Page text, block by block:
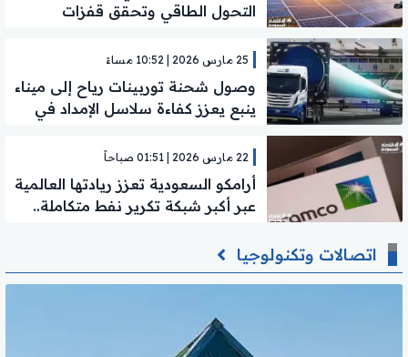
التحول الطاقي وتحقق قفزات
25 مارس 2026 | 10:52 مساءً
وصول شحنة توربينات رياح إلى ميناء
ينبع يعزز كفاءة سلاسل الإمداد في
22 مارس 2026 | 01:51 صباحاً
أرامكو السعودية تعزز ريادتها العالمية
عبر أكبر شبكة تكرير نفط متكاملة..
اتصالات وتكنولوجيا